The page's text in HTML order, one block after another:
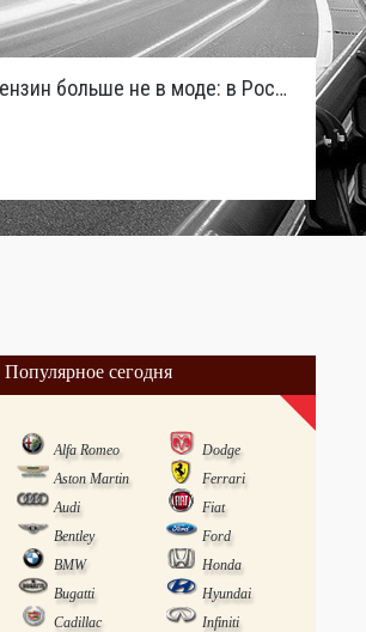
Бензин больше не в моде: в России зафиксирован взрывной отказ от двигателей внутреннего сгорания
Популярное сегодня
Alfa Romeo
Dodge
Aston Martin
Ferrari
Audi
Fiat
Bentley
Ford
BMW
Honda
Bugatti
Hyundai
Cadillac
Infiniti